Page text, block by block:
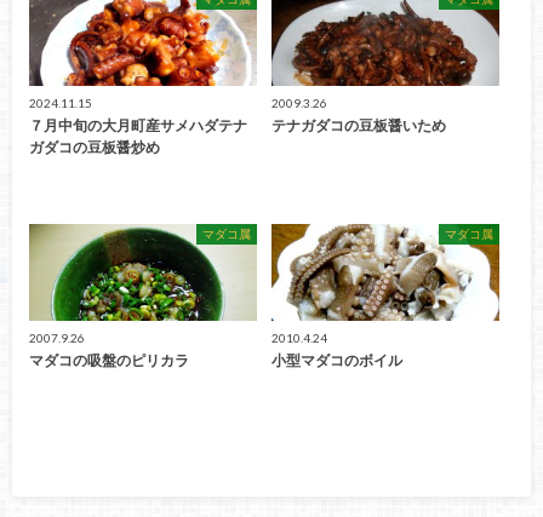
2024.11.15
７月中旬の大月町産サメハダテナ
ガダコの豆板醤炒め
2009.3.26
テナガダコの豆板醤いため
マダコ属
2007.9.26
マダコの吸盤のピリカラ
マダコ属
2010.4.24
小型マダコのボイル